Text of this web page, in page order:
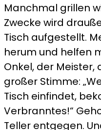
Manchmal grillen
Zwecke wird
Tisch aufgestellt.
herum und helfen
Onkel, der
großer Stimme:
Tisch einfindet,
Verbranntes!“
Teller entgegen.